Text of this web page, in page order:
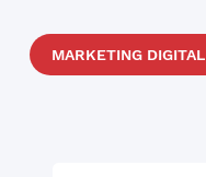
MARKETING DIGITAL